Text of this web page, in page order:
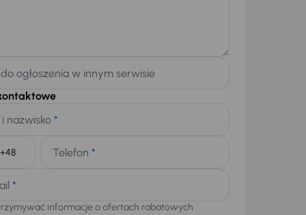
ogłoszenia w innym serwisie
nazwisko *
Telefon *
*
informacje o ofertach rabatowych